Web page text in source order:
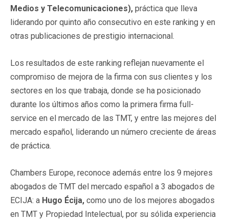
Medios y Telecomunicaciones), práctica que lleva
liderando por quinto año consecutivo en este ranking y en
otras publicaciones de prestigio internacional.
Los resultados de este ranking reflejan nuevamente el
compromiso de mejora de la firma con sus clientes y los
sectores en los que trabaja, donde se ha posicionado
durante los últimos años como la primera firma full-
service en el mercado de las TMT, y entre las mejores del
mercado español, liderando un número creciente de áreas
de práctica.
Chambers Europe, reconoce además entre los 9 mejores
abogados de TMT del mercado español a 3 abogados de
ECIJA: a Hugo Écija, como uno de los mejores abogados
en TMT y Propiedad Intelectual, por su sólida experiencia